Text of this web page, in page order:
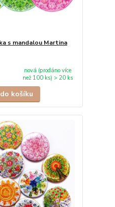
s mandalou Martina
nová (prodáno více
než 100 ks) > 20 ks
košíku